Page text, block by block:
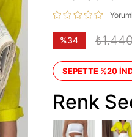
%34
SEPETTE %20
Renk